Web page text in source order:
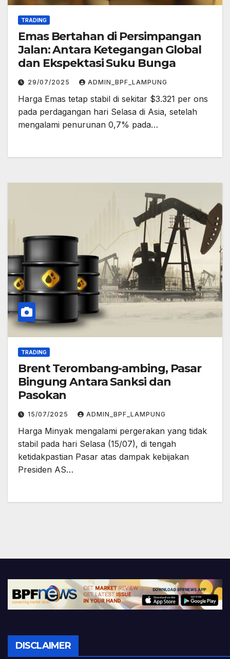
TRADING
Emas Bertahan di Persimpangan
Jalan: Antara Ketegangan Global
dan Ekspektasi Suku Bunga
29/07/2025 ADMIN_BPF_LAMPUNG
Harga Emas tetap stabil di sekitar $3.321 per ons
pada perdagangan hari Selasa di Asia, setelah
mengalami penurunan 0,7% pada…
TRADING
Brent Terombang-ambing, Pasar
Bingung Antara Sanksi dan
Pasokan
15/07/2025 ADMIN_BPF_LAMPUNG
Harga Minyak mengalami pergerakan yang tidak
stabil pada hari Selasa (15/07), di tengah
ketidakpastian Pasar atas dampak kebijakan
Presiden AS…
DISCLAIMER